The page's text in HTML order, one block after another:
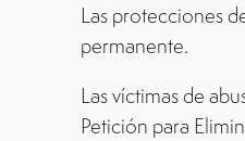
Las protecciones
permanente.
Las víctimas de
Petición para